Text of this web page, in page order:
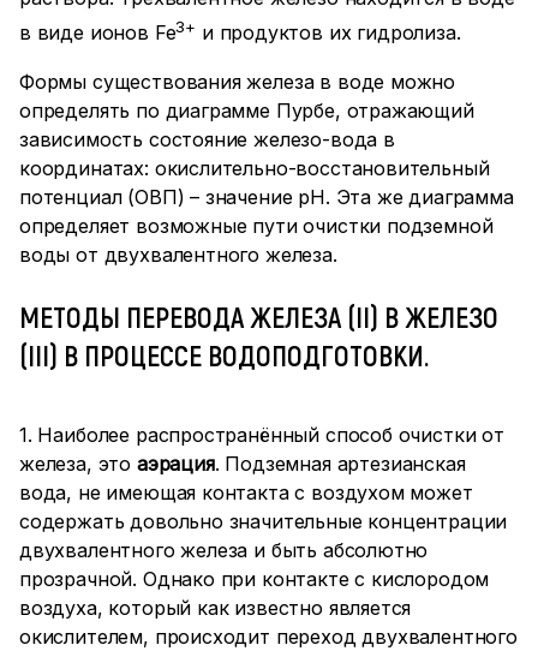
в виде ионов Fe3+ и продуктов их гидролиза.
Формы существования железа в воде можно
определять по диаграмме Пурбе, отражающий
зависимость состояние железо-вода в
координатах: окислительно-восстановительный
потенциал (ОВП) – значение рН. Эта же диаграмма
определяет возможные пути очистки подземной
воды от двухвалентного железа.
МЕТОДЫ ПЕРЕВОДА ЖЕЛЕЗА (II) В ЖЕЛЕЗО
(III) В ПРОЦЕССЕ ВОДОПОДГОТОВКИ.
1. Наиболее распространённый способ очистки от
железа, это аэрация. Подземная артезианская
вода, не имеющая контакта с воздухом может
содержать довольно значительные концентрации
двухвалентного железа и быть абсолютно
прозрачной. Однако при контакте с кислородом
воздуха, который как известно является
окислителем, происходит переход двухвалентного